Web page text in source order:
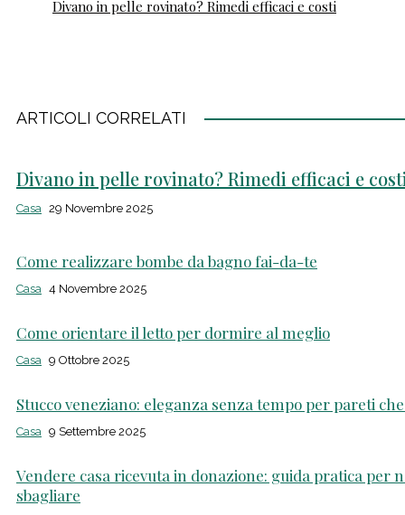
Divano in pelle rovinato? Rimedi efficaci e costi
ARTICOLI CORRELATI
Divano in pelle rovinato? Rimedi efficaci e
Casa 29 Novembre 2025
Come realizzare bombe da bagno fai-da-te
Casa 4 Novembre 2025
Come orientare il letto per dormire al meglio
Casa 9 Ottobre 2025
Stucco veneziano: eleganza senza tempo per pareti
Casa 9 Settembre 2025
Vendere casa ricevuta in donazione: guida pratica per
sbagliare